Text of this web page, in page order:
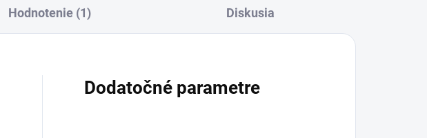
Hodnotenie (1) Diskusia
Dodatočné parametre